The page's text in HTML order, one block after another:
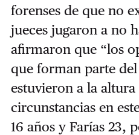
forenses de que no
jueces jugaron a no
afirmaron que “los
que forman parte
estuvieron a la altura
circunstancias en
16 años y Farías 23,